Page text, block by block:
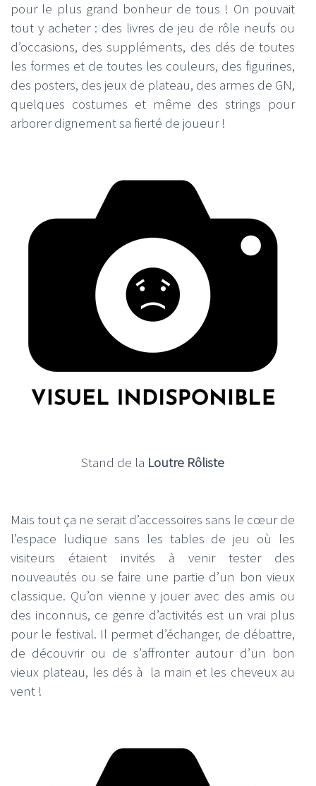
pour le plus grand bonheur de tous ! On pouvait
tout y acheter : des livres de jeu de rôle neufs ou
d’occasions, des suppléments, des dés de toutes
les formes et de toutes les couleurs, des figurines,
des posters, des jeux de plateau, des armes de GN,
quelques costumes et même des strings pour
arborer dignement sa fierté de joueur !
Stand de la Loutre Rôliste
Mais tout ça ne serait d’accessoires sans le cœur de
l’espace ludique sans les tables de jeu où les
visiteurs étaient invités à venir tester des
nouveautés ou se faire une partie d’un bon vieux
classique. Qu’on vienne y jouer avec des amis ou
des inconnus, ce genre d’activités est un vrai plus
pour le festival. Il permet d’échanger, de débattre,
de découvrir ou de s’affronter autour d’un bon
vieux plateau, les dés à la main et les cheveux au
vent !